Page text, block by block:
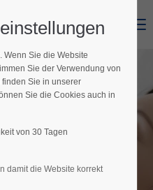
Menu
Wenn Sie die Website
Sie der Verwendung von
Sie in unserer
Sie die Cookies auch in
von 30 Tagen
damit die Website korrekt